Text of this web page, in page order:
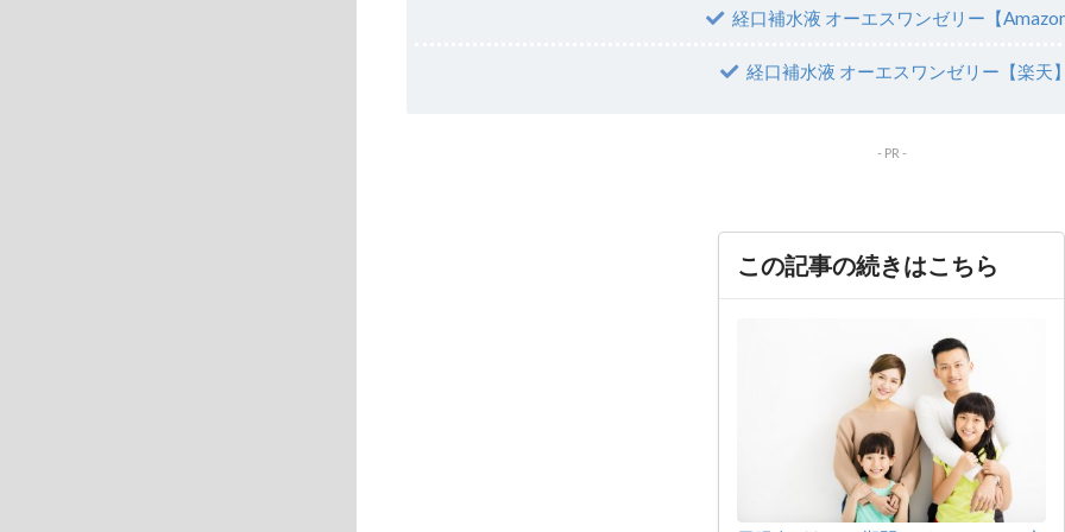
経口補水液 オーエスワンゼリー【
経口補水液 オーエスワンゼリー【楽天
この記事の続きはこちら